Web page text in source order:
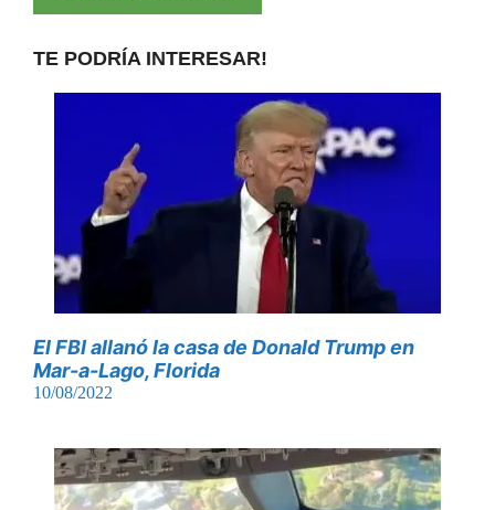
TE PODRÍA INTERESAR!
El FBI allanó la casa de Donald Trump en
Mar-a-Lago, Florida
10/08/2022